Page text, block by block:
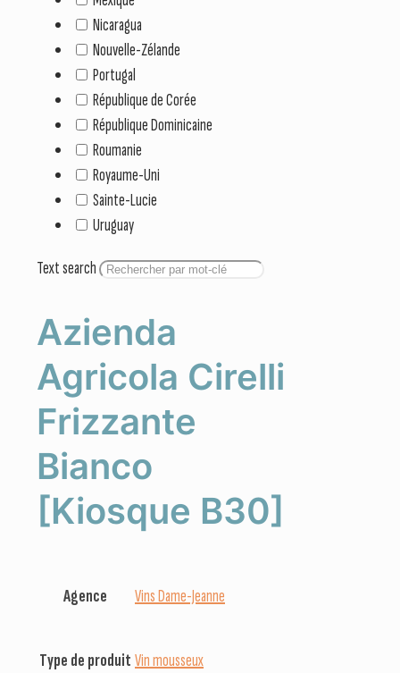
Nicaragua
Nouvelle-Zélande
Portugal
République de Corée
République Dominicaine
Roumanie
Royaume-Uni
Sainte-Lucie
Uruguay
Text search
Azienda
Agricola Cirelli
Frizzante
Bianco
[Kiosque B30]
Agence Vins Dame-Jeanne
Type de produit Vin mousseux